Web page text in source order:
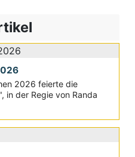
2026 feierte die
in der Regie von Randa